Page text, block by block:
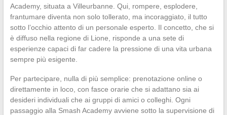
Academy, situata a Villeurbanne. Qui, rompere, esplodere,
frantumare diventa non solo tollerato, ma incoraggiato, il tutto
sotto l’occhio attento di un personale esperto. Il concetto, che si
è diffuso nella regione di Lione, risponde a una sete di
esperienze capaci di far cadere la pressione di una vita urbana
sempre più esigente.
Per partecipare, nulla di più semplice: prenotazione online o
direttamente in loco, con fasce orarie che si adattano sia ai
desideri individuali che ai gruppi di amici o colleghi. Ogni
passaggio alla Smash Academy avviene sotto la supervisione di